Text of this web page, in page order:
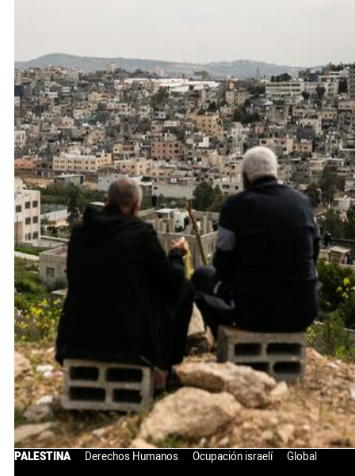
PALESTINA Derechos Humanos Ocupación israelí Global